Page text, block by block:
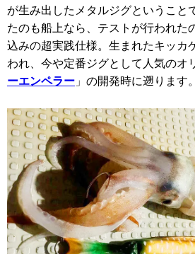
が生み出したメタルジグということ
たのも船上なら、テストが行われた
込みの超実践仕様。生まれたキッカ
われ、今や定番ジグとして人気のオ
ーエンペラー 」の開発時に遡ります。